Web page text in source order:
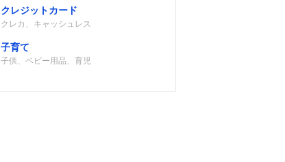
ネル（VA）
クレジットカード
クレカ、キャッシュレス
子育て
子供、ベビー用品、育児